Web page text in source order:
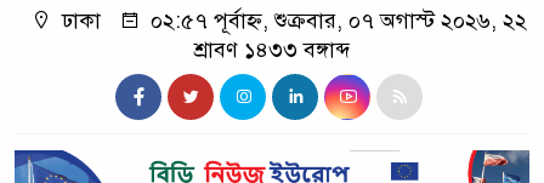
ঢাকা
০২:৫৭ পূর্বাহ্ন, শুক্রবার, ০৭ অগাস্ট ২০২৬, ২২
শ্রাবণ ১৪৩৩ বঙ্গাব্দ